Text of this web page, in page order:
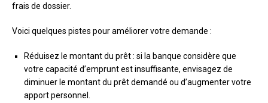
frais de dossier.
Voici quelques pistes pour améliorer votre demande :
Réduisez le montant du prêt : si la banque considère que
votre capacité d’emprunt est insuffisante, envisagez de
diminuer le montant du prêt demandé ou d’augmenter votre
apport personnel.